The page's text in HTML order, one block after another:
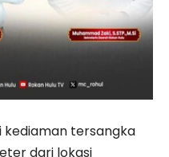
kediaman tersangka
dari lokasi